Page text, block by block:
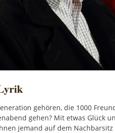
gehören, die 1000
gehen? Mit etwas Glück
jemand auf dem